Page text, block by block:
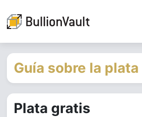
Guía sobre la plata
Plata gratis